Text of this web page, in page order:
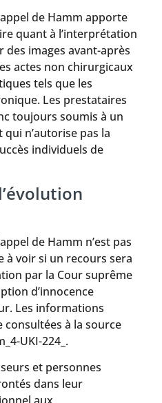
de Hamm apporte
quant à l’interprétation
des images avant-après
actes non chirurgicaux
tels que les
Les prestataires
toujours soumis à un
n’autorise pas la
individuels de
de Hamm n’est pas
à voir si un recours sera
par la Cour suprême
d’innocence
Les informations
à la source
UKI-224_.
et personnes
dans leur